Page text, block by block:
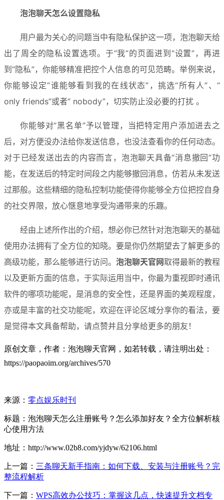
泡泡聊天怎么设置隐私
用户最为关心的问题当中有隐私保护这一项，泡泡聊天给
出了周全的隐私设置选项。于“我”的页面进到“设置”，再进
到“隐私”，你能够精准把控个人信息的可见范畴。举例来说，
你能够设定“谁能够看到我的在线状态”，挑选“所有人”、“
only friends”或者“ nobody”，切实防止没必要的打扰 。
你能够对“黑名单”予以管理，当把特定用户添加进去之
后，对方便没办法给你发送信息，也没法查看你的任何动态。
对于已经发送出去的内容而言，泡泡聊天具备“消息撤回”功
能，在发送后的特定时间段之内能够撤回消息，仿若从未发送
过那般。这些精细的隐私控制功能使得你能够全方位把控自身
的社交界限，放心惬意地享受沟通带来的乐趣。
经由上述所作出的介绍，想必你已然针对泡泡聊天的基础
使用办法拥有了全方位的知晓。要是你仍然期望去了解更多的
高级功能，那么能够进行访问。 泡泡聊天官网取得最新的教程
以及更新方面的信息，于实际运用当中，你最为重视即时通讯
软件的哪项功能呢，是消息的安全性，还是界面的美观程度，
亦或是丰富的社交功能呢，欢迎在评论区域分享你的看法，要
是觉得本文具备帮助，请点赞并且分享给更多的朋友！
原创文章，作者：泡泡聊天官网，如若转载，请注明出处：
https://paopaoim.org/archives/570
来源： 零点娱乐时刊
标题：泡泡聊天怎么注册账号？怎么添加好友？全方位解析核
心使用方法
地址：http://www.02b8.com/yjdyw/62106.html
上一篇： 三条聊天新手指南：如何下载、安装与注册账号？完
整流程解析
下一篇： WPS高效办公技巧：掌握这几点，快速提升文档专